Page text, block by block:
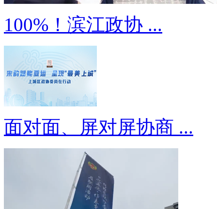
100%！滨江政协 ...
面对面、屏对屏协商 ...